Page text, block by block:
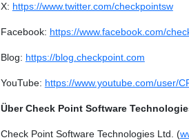
X: https://www.twitter.com/checkpointsw
Facebook: https://www.facebook.com/
Blog: https://blog.checkpoint.com
YouTube: https://www.youtube.com/user/
Über Check Point Software
Check Point Software Technologies Ltd. (